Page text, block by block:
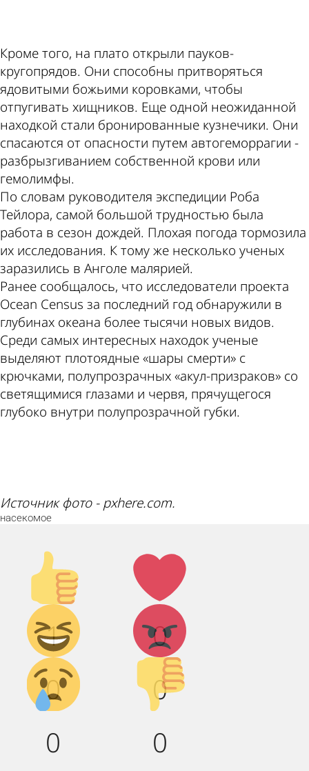
Кроме того, на плато открыли пауков-
кругопрядов. Они способны притворяться
ядовитыми божьими коровками, чтобы
отпугивать хищников. Еще одной неожиданной
находкой стали бронированные кузнечики. Они
спасаются от опасности путем автогеморрагии -
разбрызгиванием собственной крови или
гемолимфы.
По словам руководителя экспедиции Роба
Тейлора, самой большой трудностью была
работа в сезон дождей. Плохая погода тормозила
их исследования. К тому же несколько ученых
заразились в Анголе малярией.
Ранее сообщалось, что исследователи проекта
Ocean Census за последний год обнаружили в
глубинах океана более тысячи новых видов.
Среди самых интересных находок ученые
выделяют плотоядные «шары смерти» с
крючками, полупрозрачных «акул-призраков» со
светящимися глазами и червя, прячущегося
глубоко внутри полупрозрачной губки.
Источник фото - pxhere.com.
насекомое
Палец
вверх!
1
Лайк!
0
Дикий
смех!
0
Агрессия!
0
Грусть :(
0
Палец
вниз!
0